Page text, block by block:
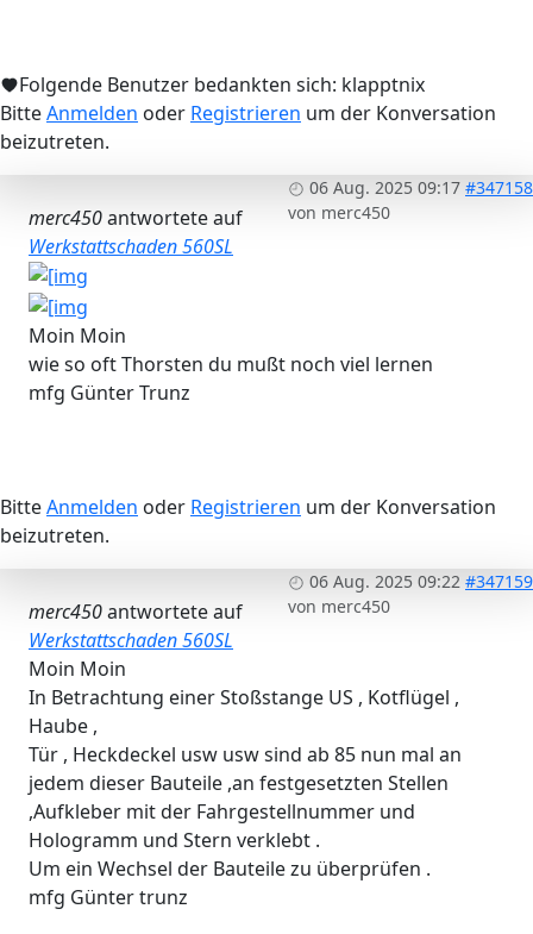
Folgende Benutzer bedankten sich: klapptnix
BitteAnmelden oder Registrieren um der Konversation
beizutreten.
06 Aug. 2025 09:17 #347158
von merc450
merc450antwortete auf
Werkstattschaden 560SL
Moin Moin
wie so oft Thorsten du mußt noch viel lernen
mfg Günter Trunz
BitteAnmelden oder Registrieren um der Konversation
beizutreten.
06 Aug. 2025 09:22 #347159
von merc450
merc450antwortete auf
Werkstattschaden 560SL
Moin Moin
In Betrachtung einer Stoßstange US , Kotflügel ,
Haube ,
Tür , Heckdeckel usw usw sind ab 85 nun mal an
jedem dieser Bauteile ,an festgesetzten Stellen
,Aufkleber mit der Fahrgestellnummer und
Hologramm und Stern verklebt .
Um ein Wechsel der Bauteile zu überprüfen .
mfg Günter trunz